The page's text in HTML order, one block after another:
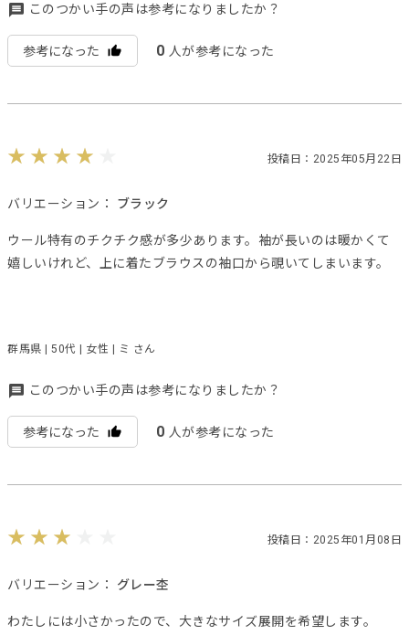
このつかい手の声は参考になりましたか？
参考になった 0 人が参考になった
投稿日：2025年05月22日
バリエーション： ブラック
ウール特有のチクチク感が多少あります。袖が長いのは暖かくて
嬉しいけれど、上に着たブラウスの袖口から覗いてしまいます。
群馬県 | 50代 | 女性 | ミ さん
このつかい手の声は参考になりましたか？
参考になった 0 人が参考になった
投稿日：2025年01月08日
バリエーション： グレー杢
わたしには小さかったので、大きなサイズ展開を希望します。